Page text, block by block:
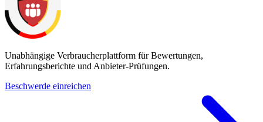
Unabhängige Verbraucherplattform für Bewertungen,
Erfahrungsberichte und Anbieter-Prüfungen.
Beschwerde einreichen